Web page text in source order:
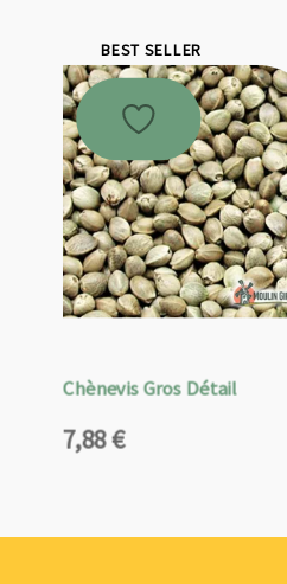
BEST SELLER
Chènevis Gros Détail
7,88€